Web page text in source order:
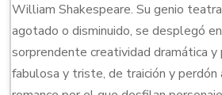
William Shakespeare. Su genio
agotado o disminuido, se desplegó
sorprendente creatividad dramática y
fabulosa y triste, de traición y perdón